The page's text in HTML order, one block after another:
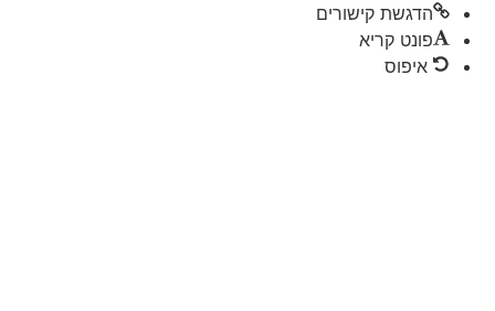
הדגשת קישורים
פונט קריא
איפוס